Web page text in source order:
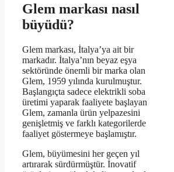
Glem markası nasıl
büyüdü?
Glem markası, İtalya’ya ait bir
markadır. İtalya’nın beyaz eşya
sektöründe önemli bir marka olan
Glem, 1959 yılında kurulmuştur.
Başlangıçta sadece elektrikli soba
üretimi yaparak faaliyete başlayan
Glem, zamanla ürün yelpazesini
genişletmiş ve farklı kategorilerde
faaliyet göstermeye başlamıştır.
Glem, büyümesini her geçen yıl
artırarak sürdürmüştür. İnovatif